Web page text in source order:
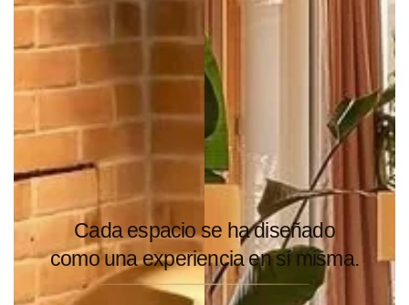
Cada espacio se ha diseñado
como una experiencia en sí misma.